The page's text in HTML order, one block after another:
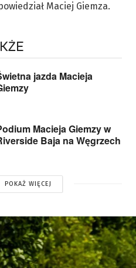
Maciej Giemza.
jazda Macieja
Macieja Giemzy w
Baja na Węgrzech
POKAŻ WIĘCEJ